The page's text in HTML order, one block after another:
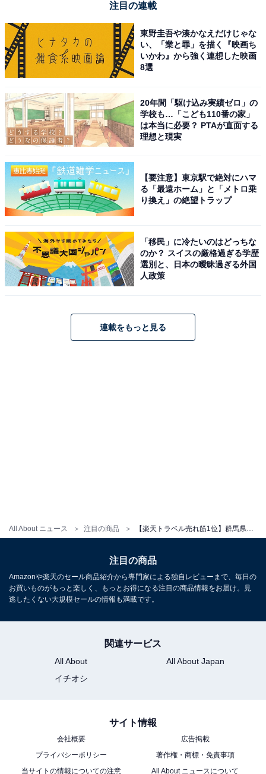
All About ニュース 注目の商品
さらに、キャンペーン対象施設の中には、期間限定のス
ペシャルプランや豪華特典が付く場合もあります。旅行
をお得に楽しみたい方は、ぜひこの機会を活用しましょ
う。
楽天トラベルでキャンペーンを見る
※掲載されている情報は記事公開時のものです。あらか
すると、売上の一部がオールアバウトに還元されること
があります。
注目の連載
東野圭吾や湊かなえだけじゃな
い、「業と罪」を描く『映画ち
いかわ』から強く連想した映画
8選
20年間「駆け込み実績ゼロ」の
学校も…「こども110番の家」
は本当に必要？ PTAが直面する
理想と現実
【要注意】東京駅で絶対にハマ
る「最遠ホーム」と「メトロ乗
り換え」の絶望トラップ
「移民」に冷たいのはどっちな
のか？ スイスの厳格過ぎる学歴
選別と、日本の曖昧過ぎる外国
人政策
連載をもっと見る
注目の商品
Amazonや楽天のセール商品紹介から専門家による独自レビューまで、毎日の
お買いものがもっと楽しく、もっとお得になる注目の商品情報をお届け。見
逃したくない大規模セールの情報も満載です。
関連サービス
All About
All About Japan
イチオシ
サイト情報
会社概要
広告掲載
プライバシーポリシー
著作権・商標・免責事項
当サイトの情報についての注意
All About ニュースについて